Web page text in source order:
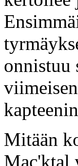
onnistuu
Mitään
Mac'ktal